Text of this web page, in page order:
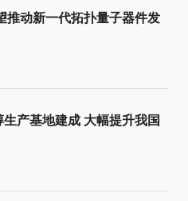
推动新一代拓扑量子器件发
产基地建成 大幅提升我国